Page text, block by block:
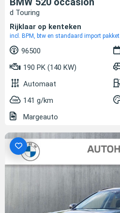
d Touring
Rijklaar op kenteken
incl. BPM, btw en standaard import pakket
96500
190 PK (140 KW)
Automaat
141 g/km
Margeauto